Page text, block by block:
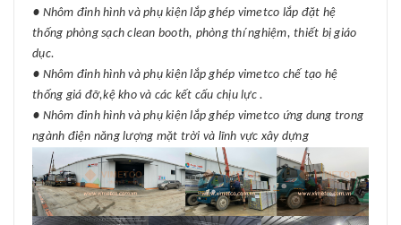
● Nhôm đinh hình và phụ kiện lắp ghép vimetco lắp đặt hệ
thống phòng sạch clean booth, phòng thí nghiệm, thiết bị giáo
dục.
● Nhôm đinh hình và phụ kiện lắp ghép vimetco chế tạo hệ
thống giá đỡ,kệ kho và các kết cấu chịu lực .
● Nhôm đinh hình và phụ kiện lắp ghép vimetco ứng dung trong
ngành điện năng lượng mặt trời và lĩnh vực xây dựng